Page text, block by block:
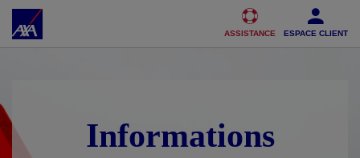
Accéder au Contenu Accéder au Pied de page
ASSISTANCE ESPACE CLIENT
Informations